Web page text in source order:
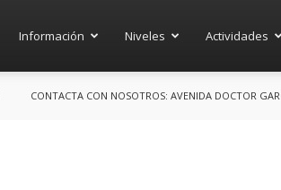
Información Niveles Actividades
CONTACTA CON NOSOTROS: AVENIDA DOCTOR